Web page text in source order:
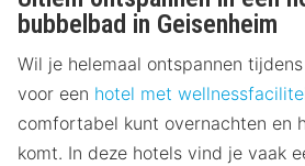
bubbelbad in Geisenheim
Wil je helemaal ontspannen
voor een hotel met
comfortabel kunt overnachten en
komt. In deze hotels vind je vaak